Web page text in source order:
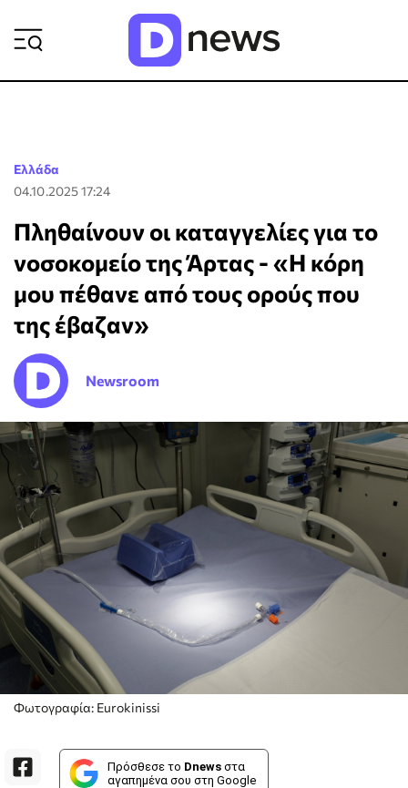
Ελλάδα
04.10.2025 17:24
Πληθαίνουν οι καταγγελίες για το
νοσοκομείο της Άρτας - «Η κόρη
μου πέθανε από τους ορούς που
της έβαζαν»
Newsroom
Φωτογραφία: Eurokinissi
Πρόσθεσε το Dnews στα
αγαπημένα σου στη Google